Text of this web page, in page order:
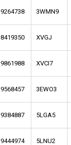
9264738 3WMN9
8419350 XVGJ
9861988 XVCI7
9568457 3EWO3
9384887 5LGA5
9444974 5LNU2